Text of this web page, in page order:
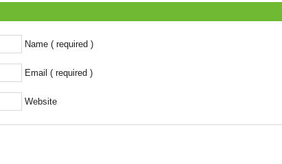
Name ( required )
Email ( required )
Website